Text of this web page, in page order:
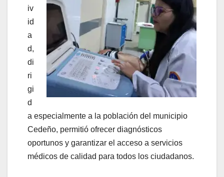
iv
id
a
d,
di
ri
gi
d
a especialmente a la población del municipio
Cedeño, permitió ofrecer diagnósticos
oportunos y garantizar el acceso a servicios
médicos de calidad para todos los ciudadanos.